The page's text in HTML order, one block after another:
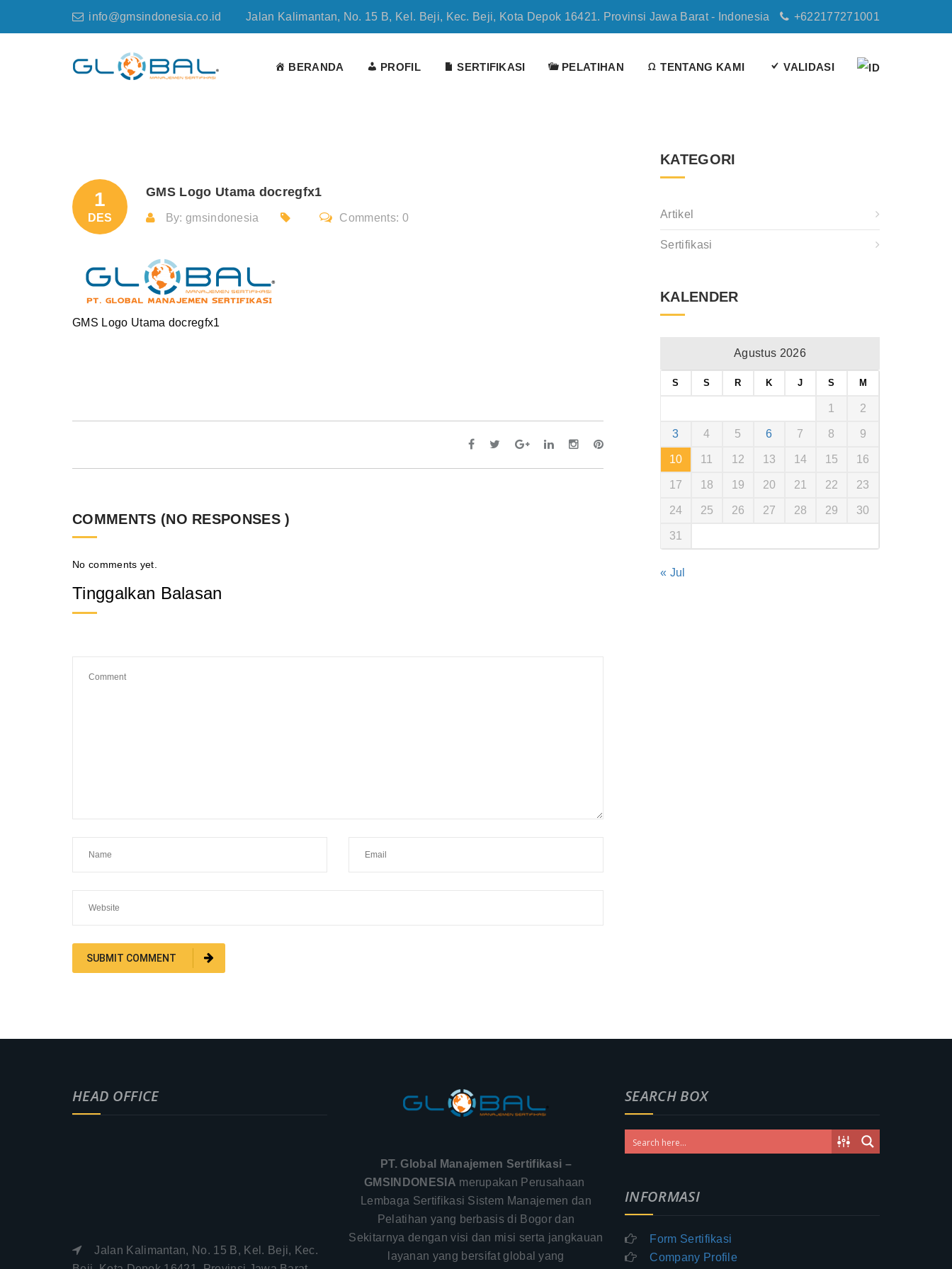
info@gmsindonesia.co.id Jalan Kalimantan, No. 15 B, Kel. Beji, Kec. Beji, Kota Depok 16421. Provinsi Jawa Barat - Indonesia +622177271001
BERANDA PROFIL SERTIFIKASI PELATIHAN TENTANG KAMI VALIDASI
1
DES
GMS Logo Utama docregfx1
By: gmsindonesia Comments: 0
GMS Logo Utama docregfx1
COMMENTS (NO RESPONSES )
No comments yet.
Tinggalkan Balasan
KATEGORI
Artikel
Sertifikasi
KALENDER
Agustus 2026
S S R K J S M
1 2
3 4 5 6 7 8 9
10 11 12 13 14 15 16
17 18 19 20 21 22 23
24 25 26 27 28 29 30
31
« Jul
HEAD OFFICE
Jalan Kalimantan, No. 15 B, Kel. Beji, Kec.
PT. Global Manajemen Sertifikasi –
GMSINDONESIA merupakan Perusahaan
Lembaga Sertifikasi Sistem Manajemen dan
Pelatihan yang berbasis di Bogor dan
Sekitarnya dengan visi dan misi serta jangkauan
layanan yang bersifat global yang
SEARCH BOX
INFORMASI
Form Sertifikasi
Company Profile